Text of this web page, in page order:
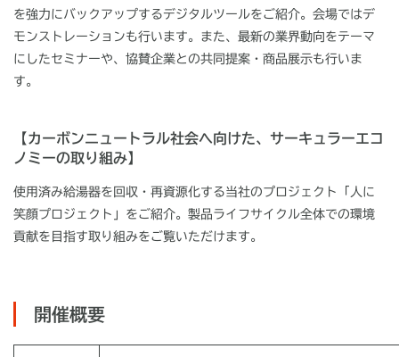
を強力にバックアップするデジタルツールをご紹介。会場ではデ
モンストレーションも行います。また、最新の業界動向をテーマ
にしたセミナーや、協賛企業との共同提案・商品展示も行いま
す。
【カーボンニュートラル社会へ向けた、サーキュラーエコ
ノミーの取り組み】
使用済み給湯器を回収・再資源化する当社のプロジェクト「人に
笑顔プロジェクト」をご紹介。製品ライフサイクル全体での環境
貢献を目指す取り組みをご覧いただけます。
開催概要